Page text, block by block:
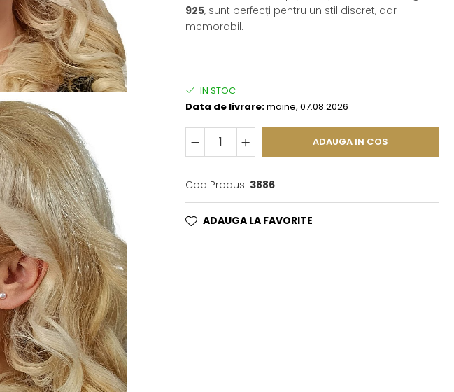
925, sunt perfecți pentru un stil discret, dar
memorabil.
IN STOC
Data de livrare:maine, 07.08.2026
ADAUGA IN COS
Cod Produs: 3886
ADAUGA LA FAVORITE